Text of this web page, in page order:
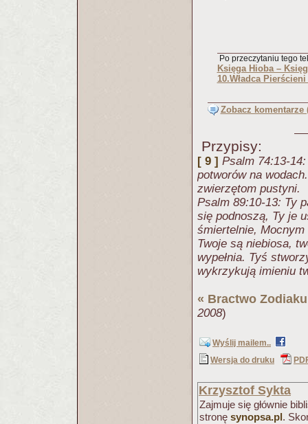
Po przeczytaniu tego
Księga Hioba –
10.Władca
Zobacz komentarze
Przypisy:
[ 9 ] Psalm 74:13-
potworów na
zwierzętom pustyni.
Psalm 89:10-13: Ty
się podnoszą, Ty je
śmiertelnie, Mocnym
Twoje są niebiosa,
wypełnia. Tyś
wykrzykują imieniu
« Bractwo Zodiaku
2008)
Wyślij mailem..
Wersja do druku
Krzysztof Sykta
Zajmuje się głównie
stronę synopsa.pl.